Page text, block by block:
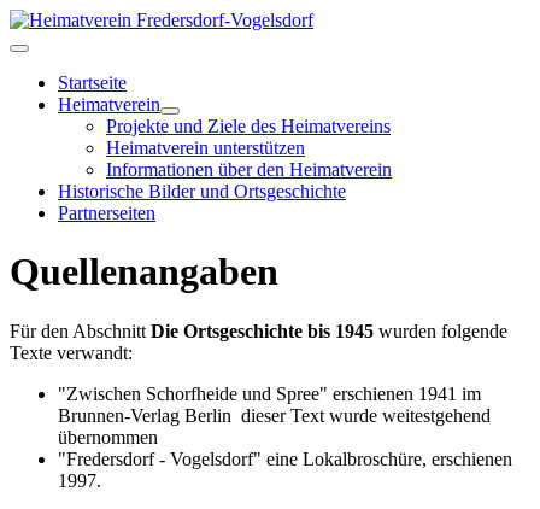
Startseite
Heimatverein
Projekte und Ziele des Heimatvereins
Heimatverein unterstützen
Informationen über den Heimatverein
Historische Bilder und Ortsgeschichte
Partnerseiten
Quellenangaben
Für den Abschnitt Die Ortsgeschichte bis 1945 wurden folgende
Texte verwandt:
"Zwischen Schorfheide und Spree" erschienen 1941 im
Brunnen-Verlag Berlin dieser Text wurde weitestgehend
übernommen
"Fredersdorf - Vogelsdorf" eine Lokalbroschüre, erschienen
1997.